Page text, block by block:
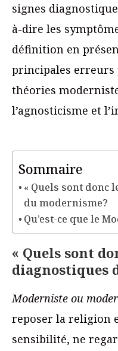
signes
à-dire les
définition en
principales erreurs
théories
l’agnosticisme et
Sommaire
« Quels sont donc
du modernisme?
Qu’est-ce que le
« Quels sont
diagnostiques
Moderniste ou
reposer la religion
sensibilité, ne